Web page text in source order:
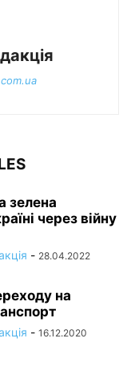
зелена
через війну
- 28.04.2022
на
- 16.12.2020